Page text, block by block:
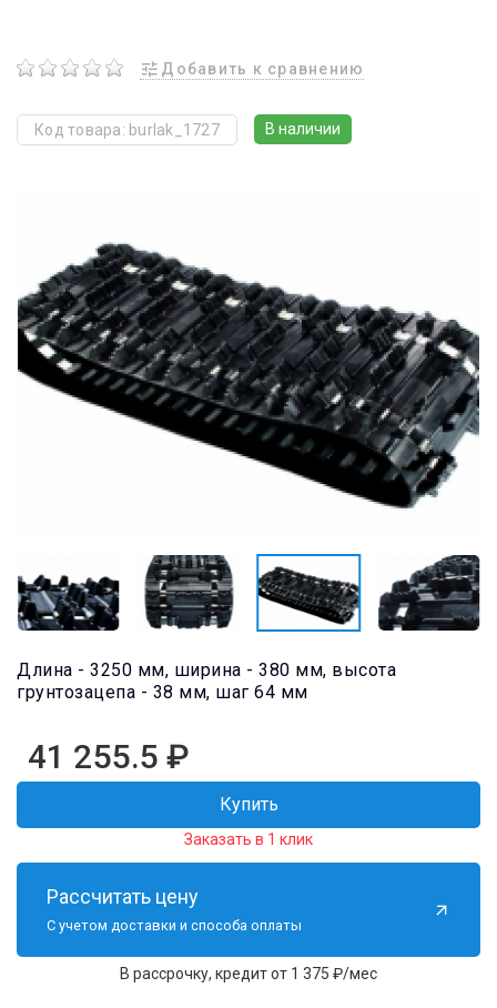
Добавить к сравнению
Код товара: burlak_1727 В наличии
Длина - 3250 мм, ширина - 380 мм, высота
грунтозацепа - 38 мм, шаг 64 мм
41 255.5₽
Купить
Заказать в 1 клик
Рассчитать цену
С учетом доставки и способа оплаты
В рассрочку, кредит от 1 375 ₽/мес